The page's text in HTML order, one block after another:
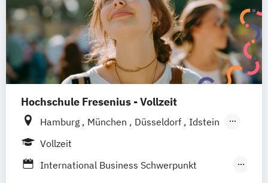
Hochschule Fresenius - Vollzeit
Hamburg München Düsseldorf
Idstein
Berlin
Braunschweig Erfurt
Vollzeit
International Business Schwerpunkt